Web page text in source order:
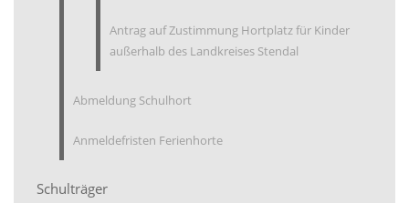
Antrag auf Zustimmung Hortplatz für Kinder
außerhalb des Landkreises Stendal
Abmeldung Schulhort
Anmeldefristen Ferienhorte
Schulträger